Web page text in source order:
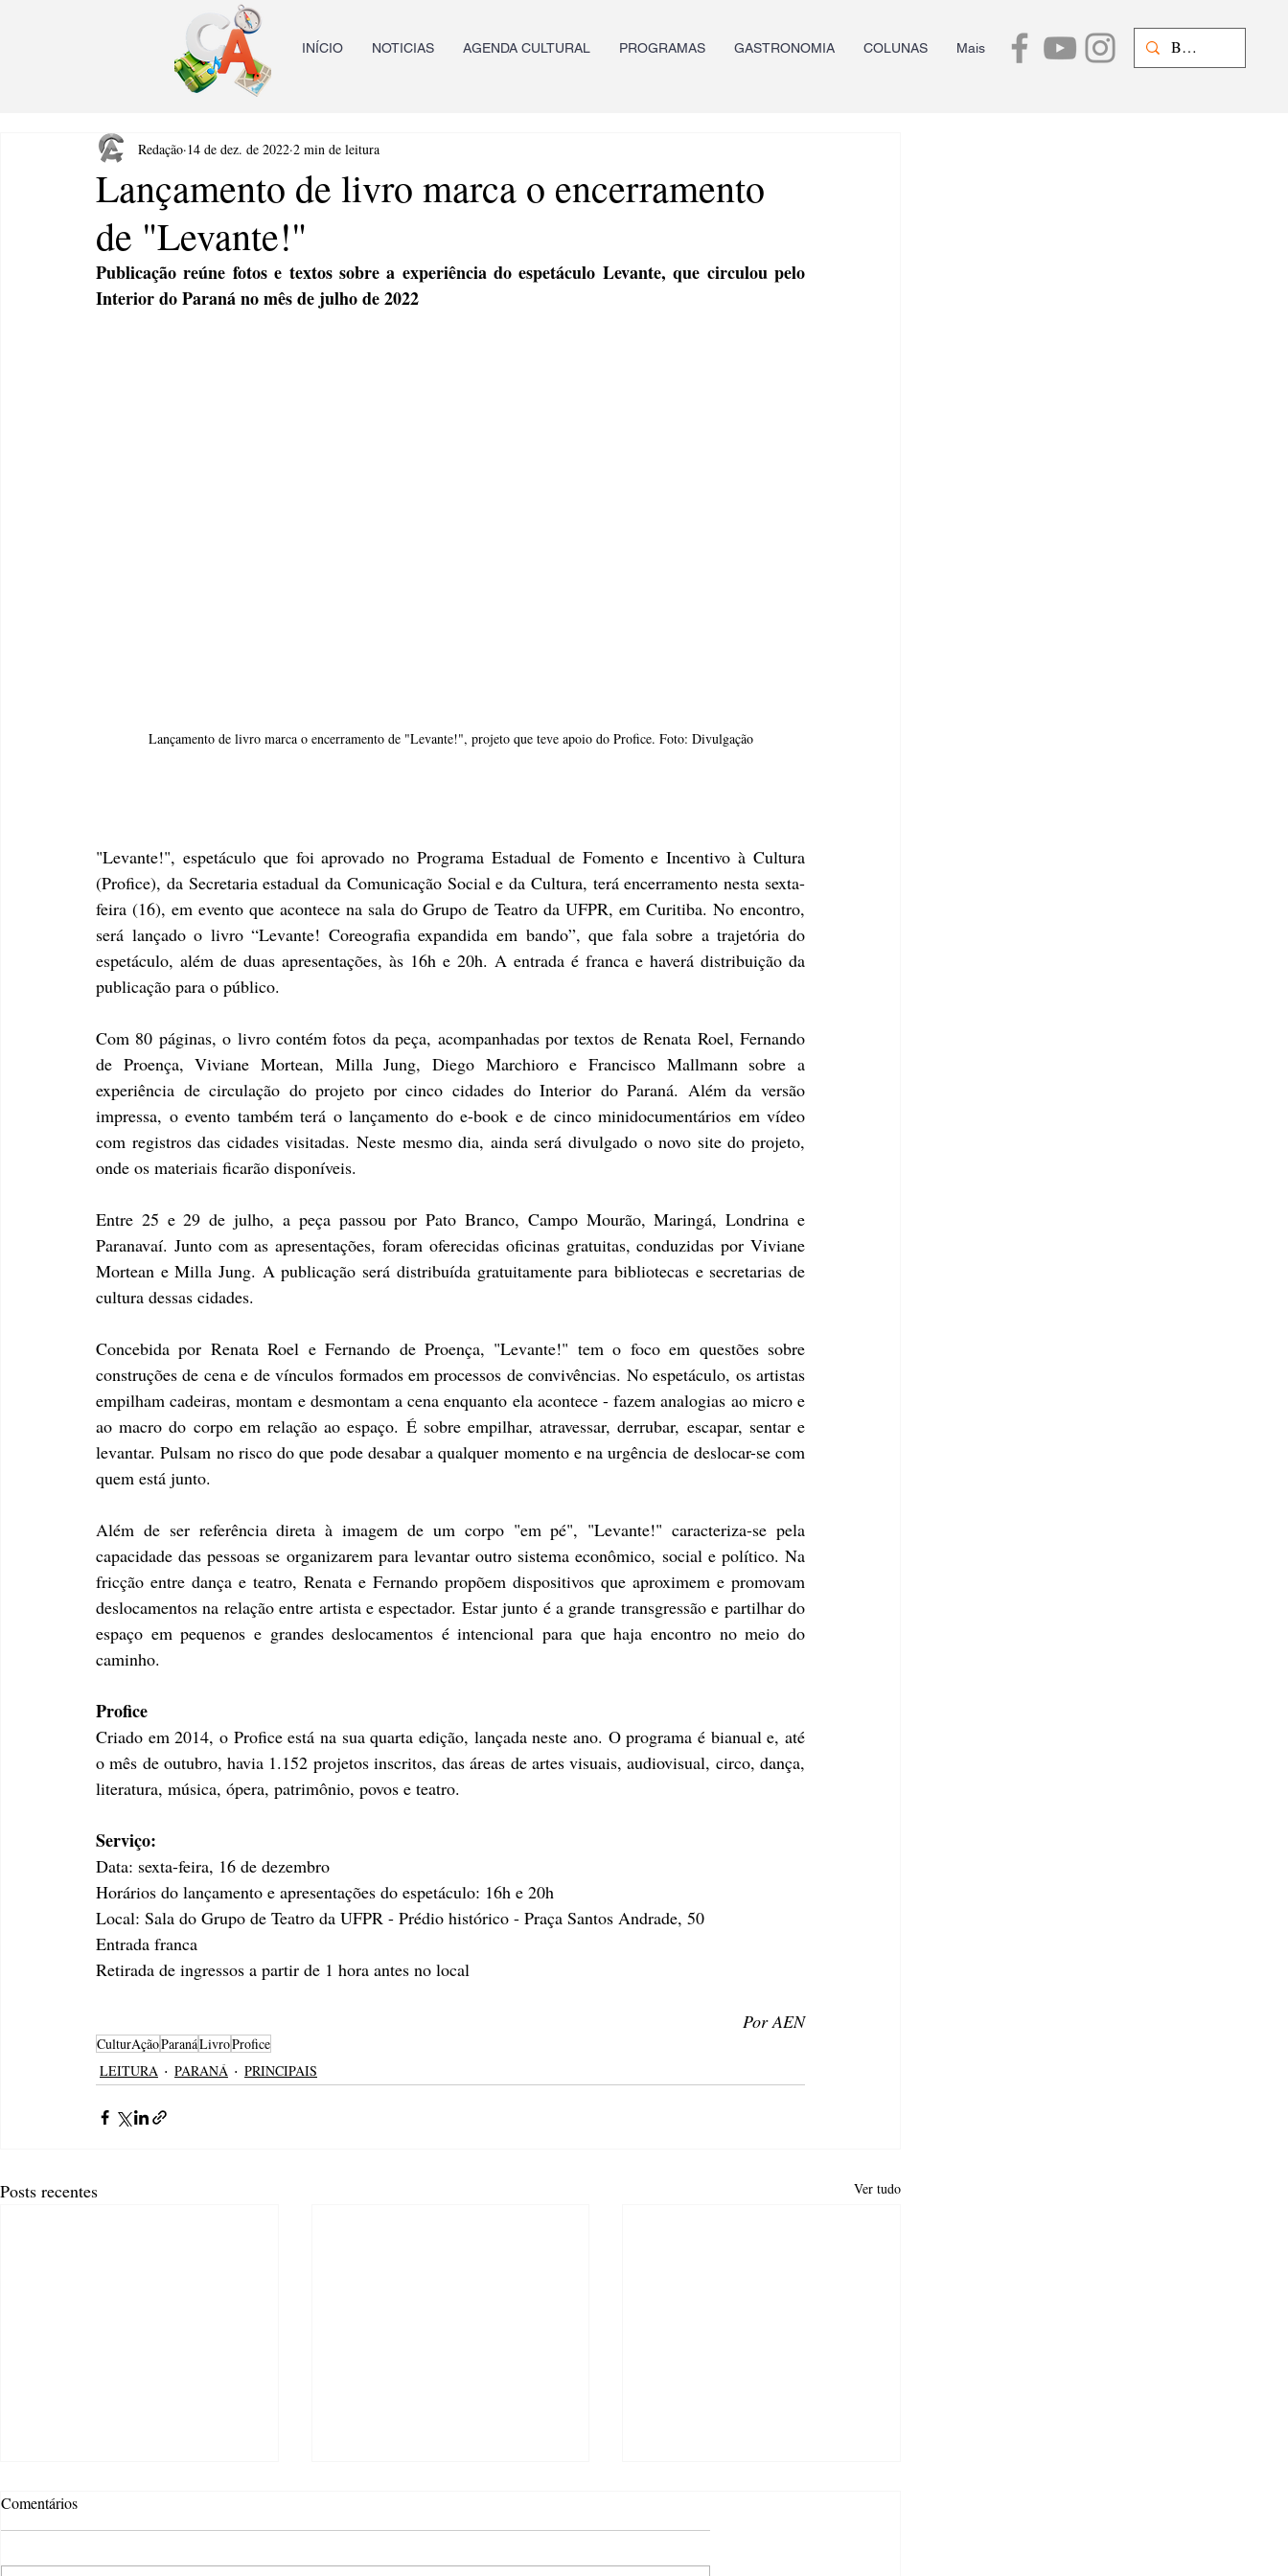
INÍCIO NOTICIAS AGENDA CULTURAL PROGRAMAS GASTRONOMIA COLUNAS Mais
Lançamento de livro marca o encerramento
de "Levante!"
Redação 14 de dez. de 2022 2 min de leitura
Publicação reúne fotos e textos sobre a experiência do espetáculo Levante, que circulou pelo
Interior do Paraná no mês de julho de 2022
Lançamento de livro marca o encerramento de "Levante!", projeto que teve apoio do Profice. Foto: Divulgação
"Levante!", espetáculo que foi aprovado no Programa Estadual de Fomento e Incentivo à Cultura
(Profice), da Secretaria estadual da Comunicação Social e da Cultura, terá encerramento nesta sexta-
feira (16), em evento que acontece na sala do Grupo de Teatro da UFPR, em Curitiba. No encontro,
será lançado o livro “Levante! Coreografia expandida em bando”, que fala sobre a trajetória do
espetáculo, além de duas apresentações, às 16h e 20h. A entrada é franca e haverá distribuição da
publicação para o público.
Com 80 páginas, o livro contém fotos da peça, acompanhadas por textos de Renata Roel, Fernando
de Proença, Viviane Mortean, Milla Jung, Diego Marchioro e Francisco Mallmann sobre a
experiência de circulação do projeto por cinco cidades do Interior do Paraná. Além da versão
impressa, o evento também terá o lançamento do e-book e de cinco minidocumentários em vídeo
com registros das cidades visitadas. Neste mesmo dia, ainda será divulgado o novo site do projeto,
onde os materiais ficarão disponíveis.
Entre 25 e 29 de julho, a peça passou por Pato Branco, Campo Mourão, Maringá, Londrina e
Paranavaí. Junto com as apresentações, foram oferecidas oficinas gratuitas, conduzidas por Viviane
Mortean e Milla Jung. A publicação será distribuída gratuitamente para bibliotecas e secretarias de
cultura dessas cidades.
Concebida por Renata Roel e Fernando de Proença, "Levante!" tem o foco em questões sobre
construções de cena e de vínculos formados em processos de convivências. No espetáculo, os artistas
empilham cadeiras, montam e desmontam a cena enquanto ela acontece - fazem analogias ao micro e
ao macro do corpo em relação ao espaço. É sobre empilhar, atravessar, derrubar, escapar, sentar e
levantar. Pulsam no risco do que pode desabar a qualquer momento e na urgência de deslocar-se com
quem está junto.
Além de ser referência direta à imagem de um corpo "em pé", "Levante!" caracteriza-se pela
capacidade das pessoas se organizarem para levantar outro sistema econômico, social e político. Na
fricção entre dança e teatro, Renata e Fernando propõem dispositivos que aproximem e promovam
deslocamentos na relação entre artista e espectador. Estar junto é a grande transgressão e partilhar do
espaço em pequenos e grandes deslocamentos é intencional para que haja encontro no meio do
caminho.
Profice
Criado em 2014, o Profice está na sua quarta edição, lançada neste ano. O programa é bianual e, até
o mês de outubro, havia 1.152 projetos inscritos, das áreas de artes visuais, audiovisual, circo, dança,
literatura, música, ópera, patrimônio, povos e teatro.
Serviço:
Data: sexta-feira, 16 de dezembro
Horários do lançamento e apresentações do espetáculo: 16h e 20h
Local: Sala do Grupo de Teatro da UFPR - Prédio histórico - Praça Santos Andrade, 50
Entrada franca
Retirada de ingressos a partir de 1 hora antes no local
Por AEN
CulturAçãoParanáLivroProfice
LEITURA
PARANÁ PRINCIPAIS
Posts recentes Ver tudo
Comentários